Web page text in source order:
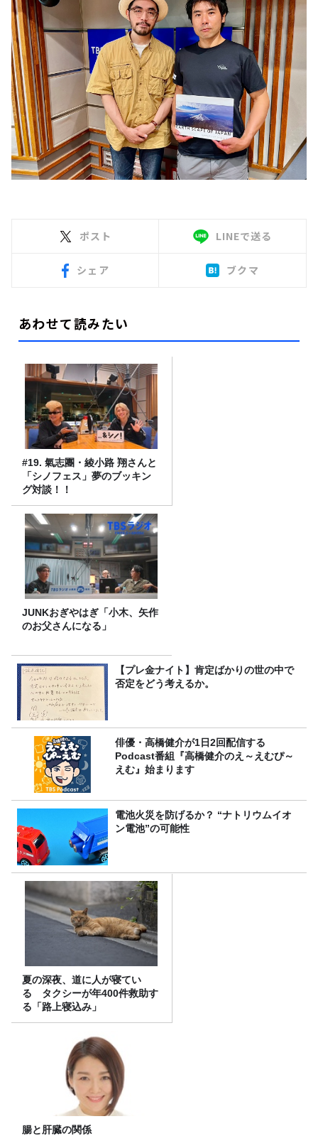
ポスト LINEで送る
シェア ブクマ
あわせて読みたい
#19. 氣志團・綾小路 翔さんと
「シノフェス」夢のブッキン
グ対談！！
JUNKおぎやはぎ「小木、矢作
のお父さんになる」
【プレ金ナイト】肯定ばかりの世の中で
否定をどう考えるか。
俳優・高橋健介が1日2回配信する
Podcast番組『高橋健介のえ～えむぴ～
えむ』始まります
電池火災を防げるか？ “ナトリウムイオ
ン電池”の可能性
夏の深夜、道に人が寝てい
る タクシーが年400件救助す
る「路上寝込み」
腸と肝臓の関係